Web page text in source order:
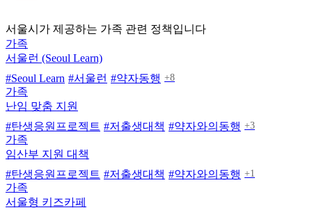
서울시가 제공하는 가족 관련 정책입니다
가족
서울런 (Seoul Learn)
#Seoul Learn #서울런 #약자동행 +8
가족
난임 맞춤 지원
#탄생응원프로젝트 #저출생대책 #약자와의동행 +3
가족
임산부 지원 대책
#탄생응원프로젝트 #저출생대책 #약자와의동행 +1
가족
서울형 키즈카페